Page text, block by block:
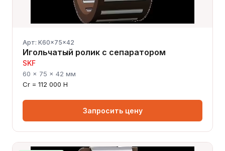
Арт: K60x75x42
Игольчатый ролик с сепаратором
SKF
60 × 75 × 42 мм
Cr = 112 000 Н
Запросить цену